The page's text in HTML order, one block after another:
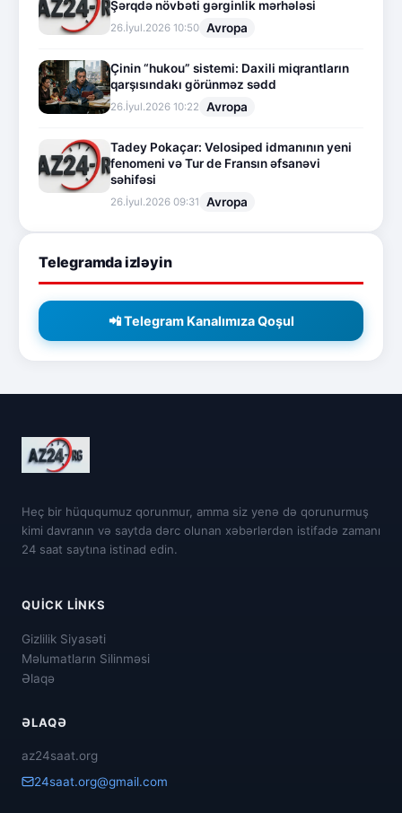
Şərqdə növbəti gərginlik mərhələsi
26.İyul.2026 10:50 Avropa
Çinin “hukou” sistemi: Daxili miqrantların
qarşısındakı görünməz sədd
26.İyul.2026 10:22 Avropa
Tadey Pokaçar: Velosiped idmanının yeni
fenomeni və Tur de Fransın əfsanəvi
səhifəsi
26.İyul.2026 09:31 Avropa
Telegramda izləyin
📲 Telegram Kanalımıza Qoşul
Heç bir hüququmuz qorunmur, amma siz yenə də qorunurmuş
kimi davranın və saytda dərc olunan xəbərlərdən istifadə zamanı
24 saat saytına istinad edin.
QUICK LINKS
Gizlilik Siyasəti
Məlumatların Silinməsi
Əlaqə
ƏLAQƏ
az24saat.org
24saat.org@gmail.com